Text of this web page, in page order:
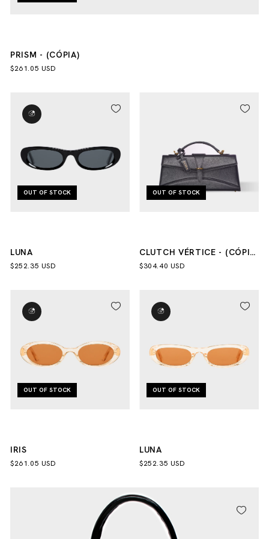
PRISM - (CÓPIA)
$261.05 USD
OUT OF STOCK
LUNA
$252.35 USD
OUT OF STOCK
CLUTCH VÉRTICE - (CÓPIA)
- (CÓPIA) - (CÓPIA) -
$304.40 USD
OUT OF STOCK
IRIS
$261.05 USD
OUT OF STOCK
LUNA
$252.35 USD